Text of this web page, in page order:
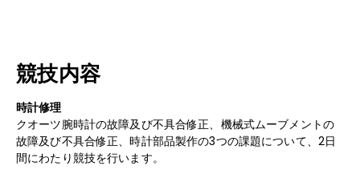
競技内容
時計修理
クオーツ腕時計の故障及び不具合修正、機械式ムーブメントの
故障及び不具合修正、時計部品製作の3つの課題について、2日
間にわたり競技を行います。